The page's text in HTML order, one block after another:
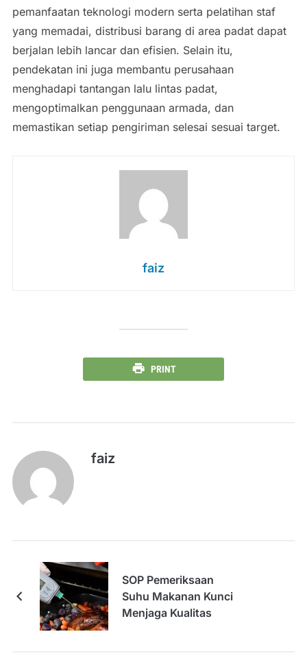
pemanfaatan teknologi modern serta pelatihan staf
yang memadai, distribusi barang di area padat dapat
berjalan lebih lancar dan efisien. Selain itu,
pendekatan ini juga membantu perusahaan
menghadapi tantangan lalu lintas padat,
mengoptimalkan penggunaan armada, dan
memastikan setiap pengiriman selesai sesuai target.
faiz
PRINT
faiz
SOP Pemeriksaan
Suhu Makanan Kunci
Menjaga Kualitas